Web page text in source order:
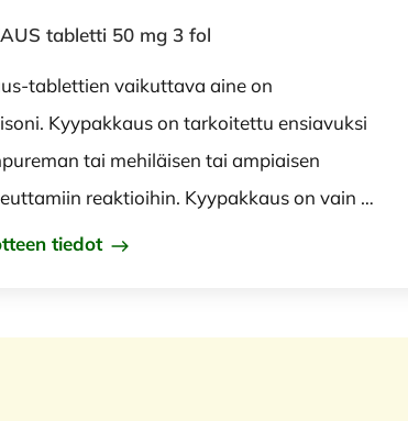
tabletti 50 mg 3 fol
tablettien vaikuttava aine on
Kyypakkaus on tarkoitettu ensiavuksi
tai mehiläisen tai ampiaisen
reaktioihin. Kyypakkaus on vain …
tiedot